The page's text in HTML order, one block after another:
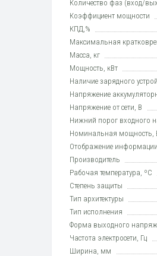
Количество фаз (вход/
Коэффициент мощности
КПД,%
Максимальная
Масса, кг
Мощность, кВт
Наличие зарядного
Напряжение
Напряжение от сети, В
Нижний порог входного
Номинальная мощность,
Отображение информации
Производитель
Рабочая температура, ºC
Степень защиты
Тип архитектуры
Тип исполнения
Форма выходного
Частота электросети, Гц
Ширина, мм